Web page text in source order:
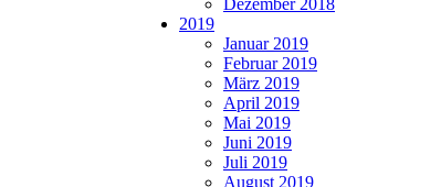
2019
Januar 2019
Februar 2019
März 2019
April 2019
Mai 2019
Juni 2019
Juli 2019
August 2019